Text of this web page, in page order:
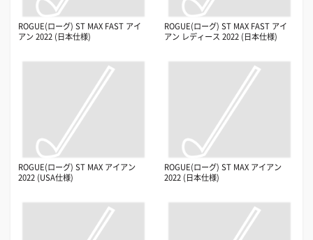
ROGUE(ローグ) ST MAX FAST アイ
アン 2022 (日本仕様)
ROGUE(ローグ) ST MAX FAST アイ
アン レディース 2022 (日本仕様)
ROGUE(ローグ) ST MAX アイアン
2022 (USA仕様)
ROGUE(ローグ) ST MAX アイアン
2022 (日本仕様)